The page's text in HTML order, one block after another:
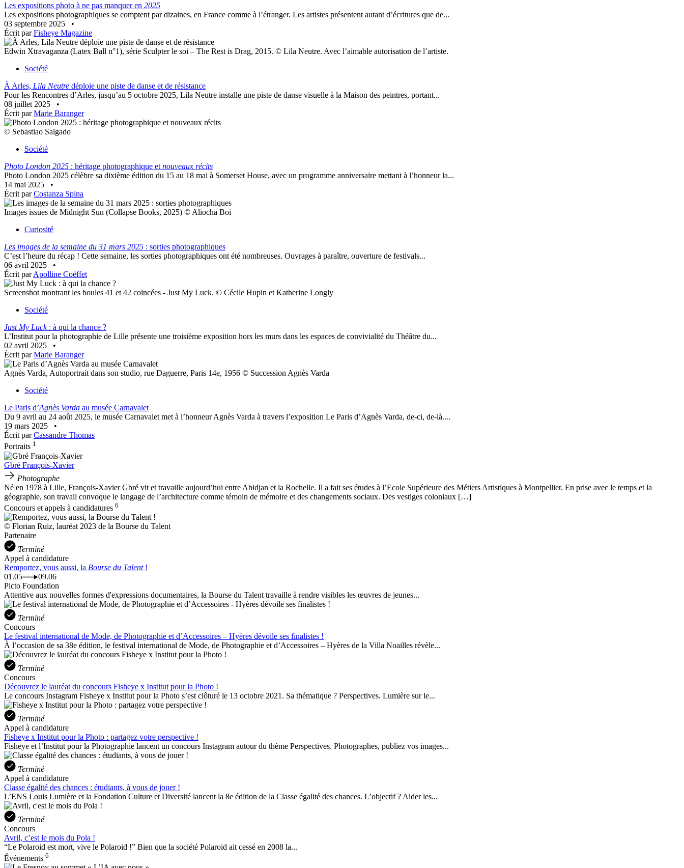
Les expositions photo à ne pas manquer en 2025
Les expositions photographiques se comptent par dizaines, en France comme à l’étranger. Les artistes présentent autant d’écritures que de...
03 septembre 2025
•
Écrit parFisheye Magazine
Edwin Xtravaganza (Latex Ball n°1), série Sculpter le soi – The Rest is Drag, 2015. © Lila Neutre. Avec l’aimable autorisation de l’artiste.
Société
À Arles, Lila Neutre déploie une piste de danse et de résistance
Pour les Rencontres d’Arles, jusqu’au 5 octobre 2025, Lila Neutre installe une piste de danse visuelle à la Maison des peintres, portant...
08 juillet 2025
•
Écrit parMarie Baranger
© Sebastiao Salgado
Société
Photo London 2025 : héritage photographique et nouveaux récits
Photo London 2025 célèbre sa dixième édition du 15 au 18 mai à Somerset House, avec un programme anniversaire mettant à l’honneur la...
14 mai 2025
•
Écrit parCostanza Spina
Images issues de Midnight Sun (Collapse Books, 2025) © Aliocha Boi
Curiosité
Les images de la semaine du 31 mars 2025 : sorties photographiques
C’est l’heure du récap ! Cette semaine, les sorties photographiques ont été nombreuses. Ouvrages à paraître, ouverture de festivals...
06 avril 2025
•
Écrit parApolline Coëffet
Screenshot montrant les boules 41 et 42 coincées - Just My Luck. © Cécile Hupin et Katherine Longly
Société
Just My Luck: à qui la chance ?
L’Institut pour la photographie de Lille présente une troisième exposition hors les murs dans les espaces de convivialité du Théâtre du...
02 avril 2025
•
Écrit parMarie Baranger
Agnès Varda, Autoportrait dans son studio, rue Daguerre, Paris 14e, 1956 © Succession Agnès Varda
Société
Le Paris d’Agnès Varda au musée Carnavalet
Du 9 avril au 24 août 2025, le musée Carnavalet met à l’honneur Agnès Varda à travers l’exposition Le Paris d’Agnès Varda, de-ci, de-là....
19 mars 2025
•
Écrit parCassandre Thomas
Portraits 1
Gbré François-Xavier
Photographe
Né en 1978 à Lille, François-Xavier Gbré vit et travaille aujourd’hui entre Abidjan et la Rochelle. Il a fait ses études à l’Ecole Supérieure des Métiers Artistiques à Montpellier. En prise avec le temps et la
géographie, son travail convoque le langage de l’architecture comme témoin de mémoire et des changements sociaux. Des vestiges coloniaux […]
Concours et appels à candidatures 6
© Florian Ruiz, lauréat 2023 de la Bourse du Talent
Partenaire
Terminé
Appel à candidature
Remportez, vous aussi, la Bourse du Talent!
01.05
09.06
Picto Foundation
Attentive aux nouvelles formes d'expressions documentaires, la Bourse du Talent travaille à rendre visibles les œuvres de jeunes...
Terminé
Concours
Le festival international de Mode, de Photographie et d’Accessoires – Hyères dévoile ses finalistes !
À l’occasion de sa 38e édition, le festival international de Mode, de Photographie et d’Accessoires – Hyères de la Villa Noailles révèle...
Terminé
Concours
Découvrez le lauréat du concours Fisheye x Institut pour la Photo !
Le concours Instagram Fisheye x Institut pour la Photo s’est clôturé le 13 octobre 2021. Sa thématique ? Perspectives. Lumière sur le...
Terminé
Appel à candidature
Fisheye x Institut pour la Photo : partagez votre perspective !
Fisheye et l’Institut pour la Photographie lancent un concours Instagram autour du thème Perspectives. Photographes, publiez vos images...
Terminé
Appel à candidature
Classe égalité des chances : étudiants, à vous de jouer !
L’ENS Louis Lumière et la Fondation Culture et Diversité lancent la 8e édition de la Classe égalité des chances. L’objectif ? Aider les...
Terminé
Concours
Avril, c’est le mois du Pola !
“Le Polaroid est mort, vive le Polaroid !” Bien que la société Polaroid ait cessé en 2008 la...
Événements 6